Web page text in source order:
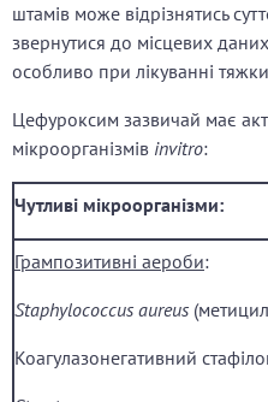
штамів може відрізнятись
звернутися до місцевих
особливо при лікуванні
Цефуроксим зазвичай має
мікроорганізмів invitro:
Чутливі мікроорганізми:
Грампозитивні аероби:
Staphylococcus aureus
Коагулазонегативний